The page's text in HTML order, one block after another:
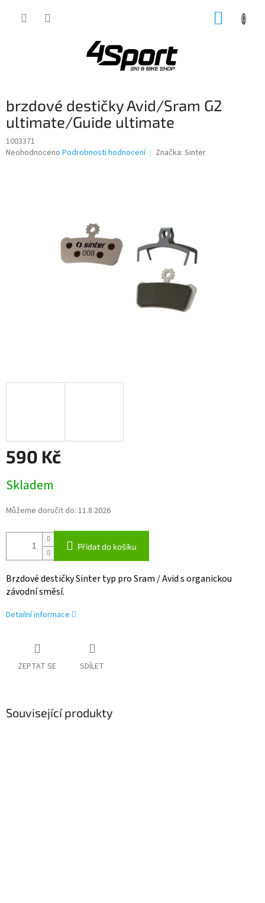
brzdové destičky Avid/Sram G2
ultimate/Guide ultimate
1003371
Průměrné
Neohodnoceno Podrobnosti hodnocení Značka: Sinter
590 Kč
cena:
Skladem
Můžeme doručit do: 11.8.2026
Přidat do košíku
Brzdové destičky Sinter typ pro Sram / Avid s organickou
závodní směsí.
Detailní informace
ZEPTAT SE SDÍLET
Související produkty